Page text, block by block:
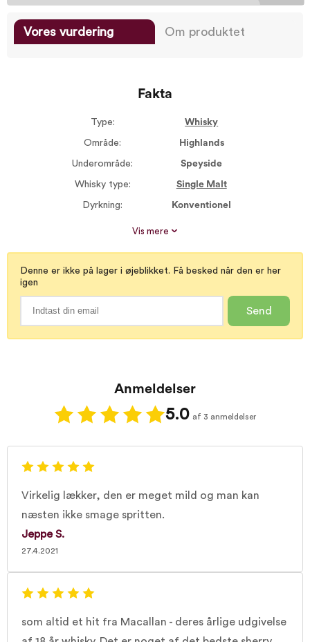
Vores vurdering Om produktet
Fakta
Type: Whisky
Område: Highlands
Underområde: Speyside
Whisky type: Single Malt
Dyrkning: Konventionel
Alkohol %: 43,00
Proptype:
Vis mere
Denne er ikke på lager i øjeblikket. Få besked når den er her
igen
Send
Anmeldelser
5.0 af 3 anmeldelser
Virkelig lækker, den er meget mild og man kan
næsten ikke smage spritten.
Jeppe S.
27.4.2021
som altid et hit fra Macallan - deres årlige udgivelse